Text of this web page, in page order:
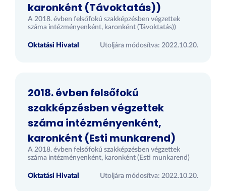
karonként (Távoktatás))
A 2018. évben felsőfokú szakképzésben végzettek
száma intézményenként, karonként (Távoktatás))
Oktatási Hivatal Utoljára módosítva: 2022.10.20.
2018. évben felsőfokú
szakképzésben végzettek
száma intézményenként,
karonként (Esti munkarend)
A 2018. évben felsőfokú szakképzésben végzettek
száma intézményenként, karonként (Esti munkarend)
Oktatási Hivatal Utoljára módosítva: 2022.10.20.